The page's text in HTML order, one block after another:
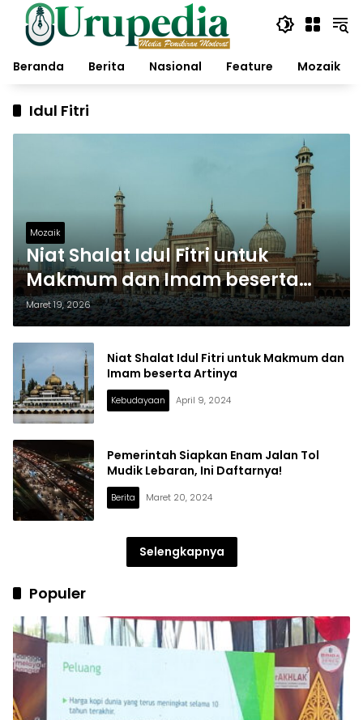
Langsung
konten
Beranda
Berita Nasional Feature Mozaik
Idul Fitri
Mozaik
Niat Shalat Idul Fitri untuk
Makmum dan Imam beserta
Artinya
Maret 19, 2026
Niat Shalat Idul Fitri untuk Makmum dan
Imam beserta Artinya
Kebudayaan April 9, 2024
Pemerintah Siapkan Enam Jalan Tol
Mudik Lebaran, Ini Daftarnya!
Berita Maret 20, 2024
Selengkapnya
Populer